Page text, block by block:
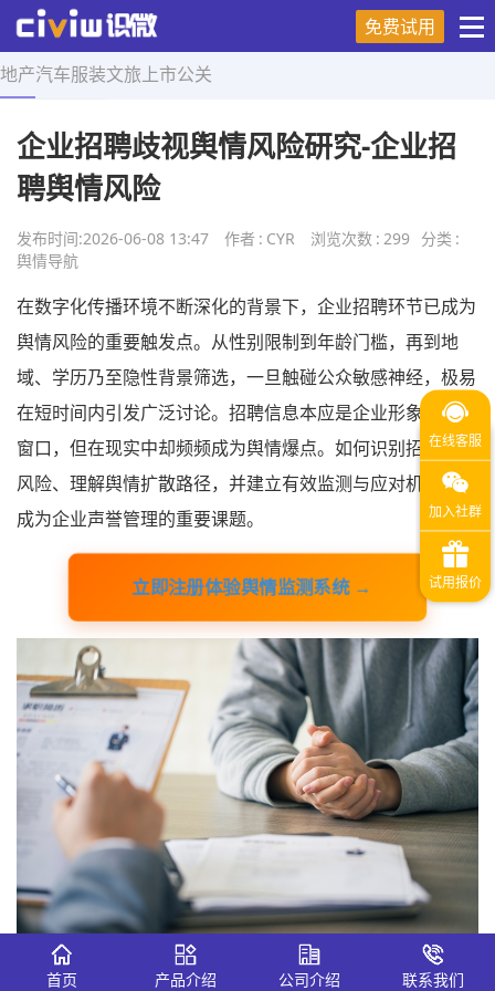
免费试用
地产汽车服装文旅 上市公关
首页 > 舆情导航 > 正文
企业招聘歧视舆情风险研究-企业招
聘舆情风险
发布时间:2026-06-08 13:47 作者 : CYR 浏览次数 : 299 分类 :
舆情导航
在数字化传播环境不断深化的背景下，企业招聘环节已成为
舆情风险的重要触发点。从性别限制到年龄门槛，再到地
域、学历乃至隐性背景筛选，一旦触碰公众敏感神经，极易
在短时间内引发广泛讨论。招聘信息本应是企业形象的第一
窗口，但在现实中却频频成为舆情爆点。如何识别招聘歧视
风险、理解舆情扩散路径，并建立有效监测与应对机制，已
成为企业声誉管理的重要课题。
立即注册体验舆情监测系统 →
一、识微舆情监测系统在招聘舆情中的
首页 产品介绍 公司介绍 联系我们